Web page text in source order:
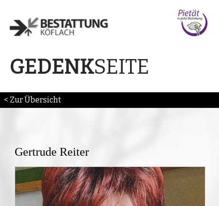
GEDENKSEITE
< Zur Übersicht
Gertrude Reiter